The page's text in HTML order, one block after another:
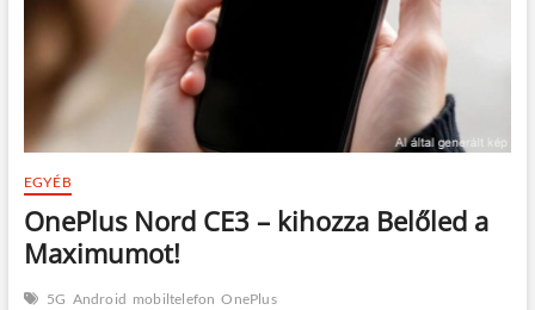
EGYÉB
OnePlus Nord CE3 – kihozza Belőled a
Maximumot!
5G Android mobiltelefon OnePlus